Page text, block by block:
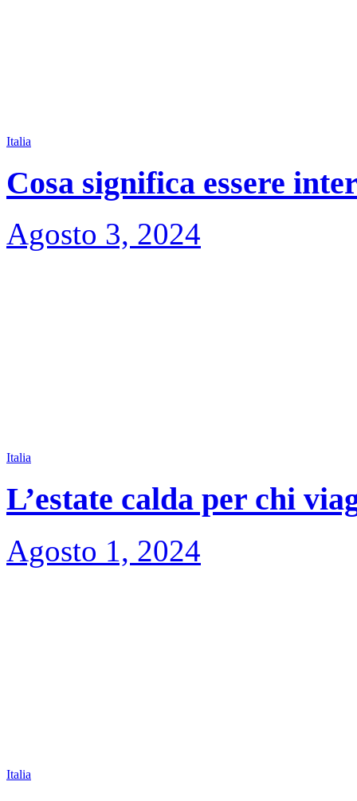
Italia
Cosa significa essere
Agosto 3, 2024
Italia
L’estate calda per chi
Agosto 1, 2024
Italia